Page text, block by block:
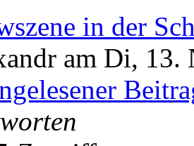
in der
am Di, 13.